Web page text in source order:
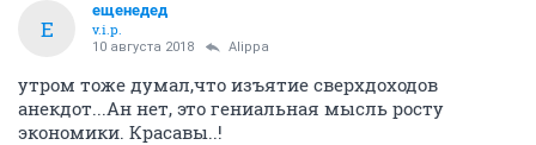
Е
ещенедед
v.i.p.
10 августа 2018 Alippa
утром тоже думал,что изъятие сверхдоходов
анекдот...Ан нет, это гениальная мысль росту
экономики. Красавы..!